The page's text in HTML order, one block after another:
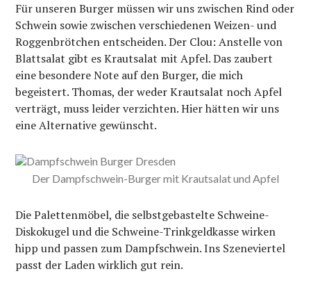
Für unseren Burger müssen wir uns zwischen Rind oder
Schwein sowie zwischen verschiedenen Weizen- und
Roggenbrötchen entscheiden. Der Clou: Anstelle von
Blattsalat gibt es Krautsalat mit Apfel. Das zaubert
eine besondere Note auf den Burger, die mich
begeistert. Thomas, der weder Krautsalat noch Apfel
verträgt, muss leider verzichten. Hier hätten wir uns
eine Alternative gewünscht.
Der Dampfschwein-Burger mit Krautsalat und Apfel
Die Palettenmöbel, die selbstgebastelte Schweine-
Diskokugel und die Schweine-Trinkgeldkasse wirken
hipp und passen zum Dampfschwein. Ins Szeneviertel
passt der Laden wirklich gut rein.